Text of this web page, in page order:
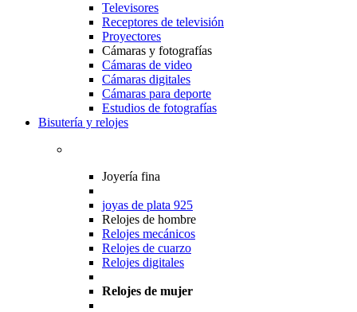
Televisores
Receptores de televisión
Proyectores
Cámaras y fotografías
Cámaras de video
Cámaras digitales
Cámaras para deporte
Estudios de fotografías
Bisutería y relojes
Joyería fina
joyas de plata 925
Relojes de hombre
Relojes mecánicos
Relojes de cuarzo
Relojes digitales
Relojes de mujer